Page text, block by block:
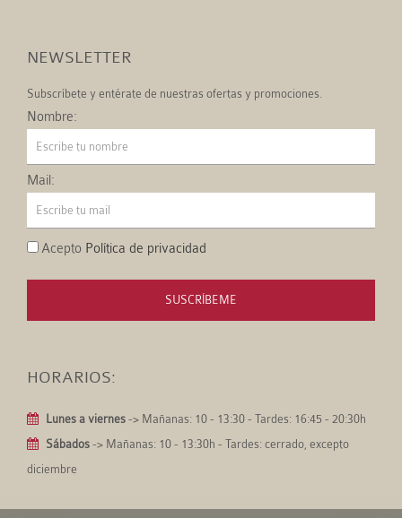
NEWSLETTER
Subscríbete y entérate de nuestras ofertas y promociones.
Nombre:
Mail:
Acepto Política de privacidad
SUSCRÍBEME
HORARIOS:
Lunes a viernes -> Mañanas: 10 - 13:30 - Tardes: 16:45 - 20:30h
Sábados -> Mañanas: 10 - 13:30h - Tardes: cerrado, excepto
diciembre